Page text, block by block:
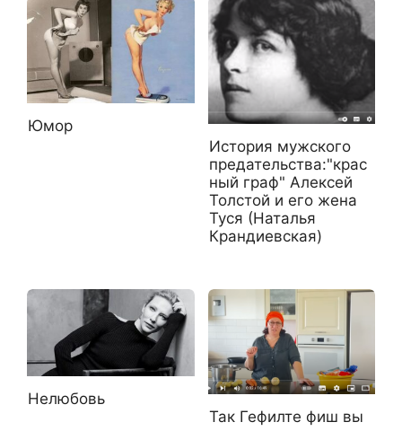
Юмор
История мужского
предательства:"крас
ный граф" Алексей
Толстой и его жена
Туся (Наталья
Крандиевская)
Нелюбовь
Так Гефилте фиш вы